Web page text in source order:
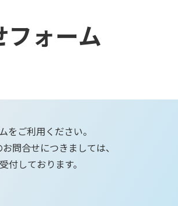
ォーム
を ご利用ください。
お問合せにつきましては、
付しております。